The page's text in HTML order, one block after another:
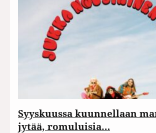
Syyskuussa kuunnellaan
jytää, romuluisia…